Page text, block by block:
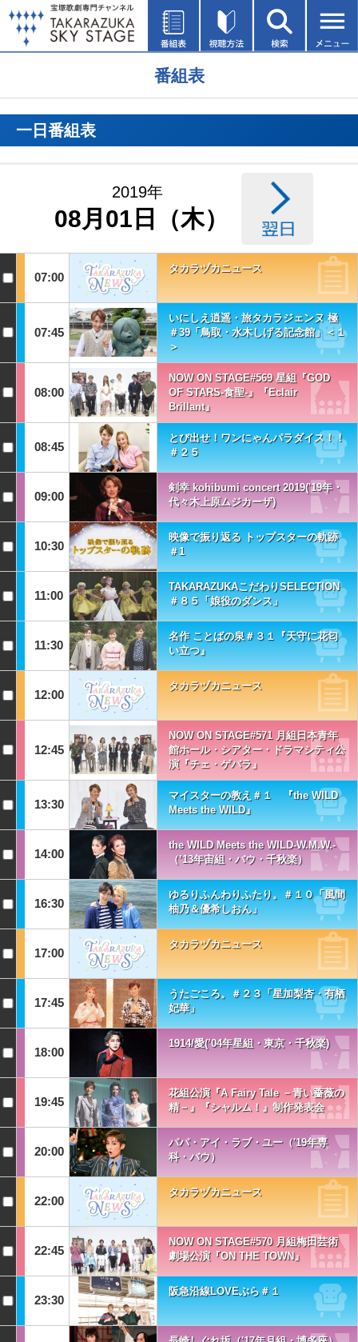
番組表
一日番組表
2019年
08月01日（木）
07:00
タカラヅカニュース
07:45
いにしえ逍遥・旅タカラジェンヌ 極
＃39「鳥取・水木しげる記念館」＜１
＞
08:00
NOW ON STAGE#569 星組『GOD
OF STARS-食聖-』『Eclair
Brillant』
08:45
とび出せ！ワンにゃんパラダイス！！
＃２５
09:00
剣幸 kohibumi concert 2019('19年・
代々木上原ムジカーザ)
10:30
映像で振り返る トップスターの軌跡
＃1
11:00
TAKARAZUKAこだわりSELECTION
＃８５「娘役のダンス」
11:30
名作 ことばの泉＃３１『天守に花匂
い立つ』
12:00
タカラヅカニュース
12:45
NOW ON STAGE#571 月組日本青年
館ホール・シアター・ドラマシティ公
演『チェ・ゲバラ』
13:30
マイスターの教え＃１ 『the WILD
Meets the WILD』
14:00
the WILD Meets the WILD-W.M.W.-
（’13年宙組・バウ・千秋楽）
16:30
ゆるりふんわりふたり。＃１０「風間
柚乃＆優希しおん」
17:00
タカラヅカニュース
17:45
うたごころ。＃２３「星加梨杏・有栖
妃華」
18:00
1914/愛(’04年星組・東京・千秋楽)
19:45
花組公演『A Fairy Tale －青い薔薇の
精－』『シャルム！』制作発表会
20:00
パパ・アイ・ラブ・ユー（'19年専
科・バウ）
22:00
タカラヅカニュース
22:45
NOW ON STAGE#570 月組梅田芸術
劇場公演『ON THE TOWN』
23:30
阪急沿線LOVEぶら＃１